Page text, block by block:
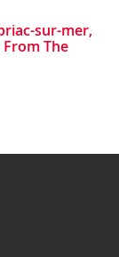
sur-mer,
The